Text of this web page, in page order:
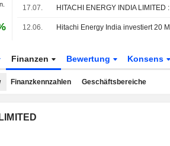
17.07.
12.06.
Finanzen Bewertung Konsens
Finanzkennzahlen Geschäftsbereiche